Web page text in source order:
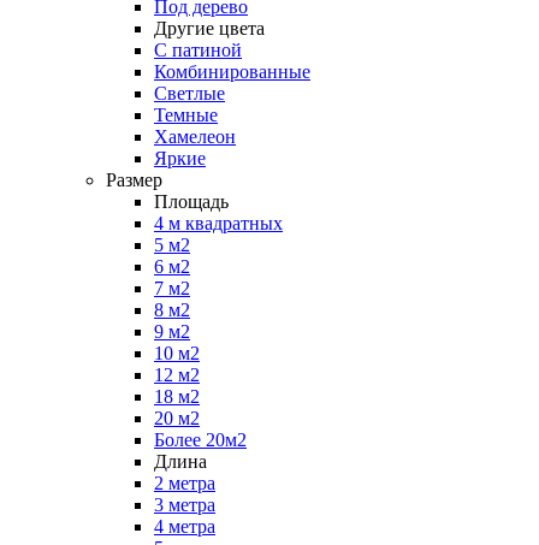
Под дерево
Другие цвета
С патиной
Комбинированные
Светлые
Темные
Хамелеон
Яркие
Размер
Площадь
4 м квадратных
5 м2
6 м2
7 м2
8 м2
9 м2
10 м2
12 м2
18 м2
20 м2
Более 20м2
Длина
2 метра
3 метра
4 метра